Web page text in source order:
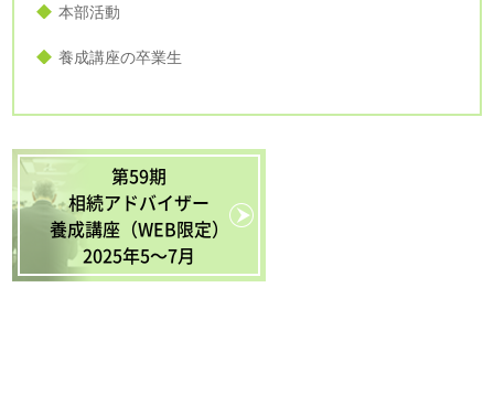
本部活動
養成講座の卒業生
第59期
相続アドバイザー
養成講座（WEB限定）
2025年5〜7月